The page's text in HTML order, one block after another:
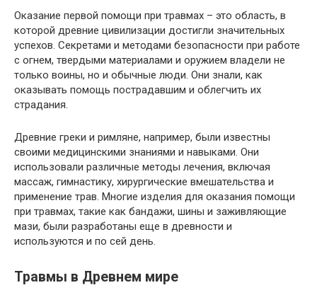
Оказание первой помощи при травмах – это область, в
которой древние цивилизации достигли значительных
успехов. Секретами и методами безопасности при работе
с огнем, твердыми материалами и оружием владели не
только воины, но и обычные люди. Они знали, как
оказывать помощь пострадавшим и облегчить их
страдания.
Древние греки и римляне, например, были известны
своими медицинскими знаниями и навыками. Они
использовали различные методы лечения, включая
массаж, гимнастику, хирургические вмешательства и
применение трав. Многие изделия для оказания помощи
при травмах, такие как бандажи, шины и заживляющие
мази, были разработаны еще в древности и
используются и по сей день.
Травмы в Древнем мире